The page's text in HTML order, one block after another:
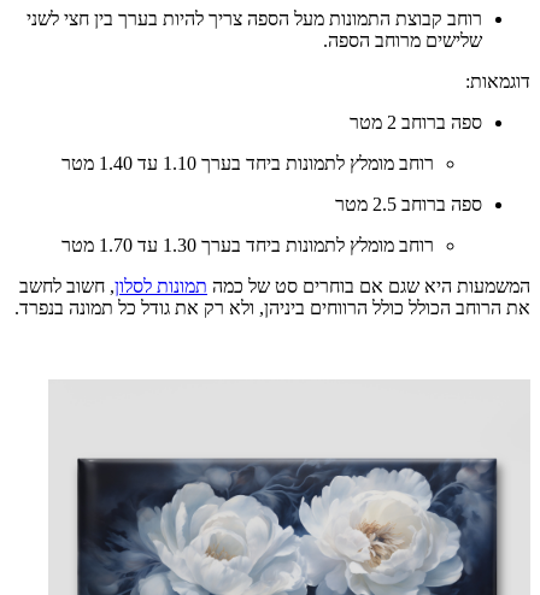
רוחב קבוצת התמונות מעל הספה צריך להיות בערך בין חצי לשני
שלישים מרוחב הספה.
דוגמאות:
ספה ברוחב 2 מטר
רוחב מומלץ לתמונות ביחד בערך 1.10 עד 1.40 מטר
ספה ברוחב 2.5 מטר
רוחב מומלץ לתמונות ביחד בערך 1.30 עד 1.70 מטר
המשמעות היא שגם אם בוחרים סט של כמה תמונות לסלון, חשוב לחשב
את הרוחב הכולל כולל הרווחים ביניהן, ולא רק את גודל כל תמונה בנפרד.